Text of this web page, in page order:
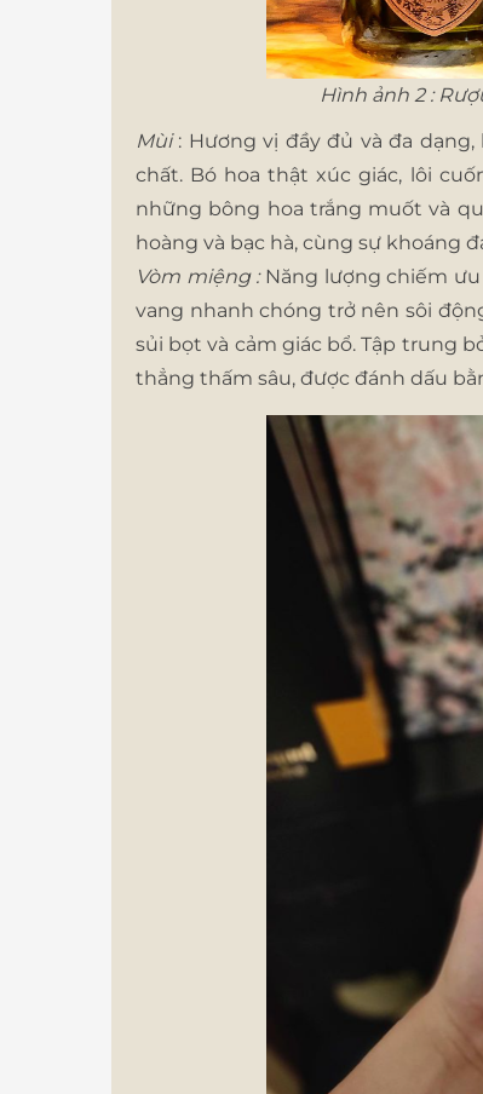
Hình ảnh 2 :
Mùi: Hương vị đầy đủ và đa dạng,
chất. Bó hoa thật xúc giác, lôi
những bông hoa trắng muốt và
hoàng và bạc hà, cùng sự khoáng
Vòm miệng : Năng lượng chiếm
vang nhanh chóng trở nên sôi
sủi bọt và cảm giác bổ. Tập trung
thẳng thấm sâu, được đánh dấu